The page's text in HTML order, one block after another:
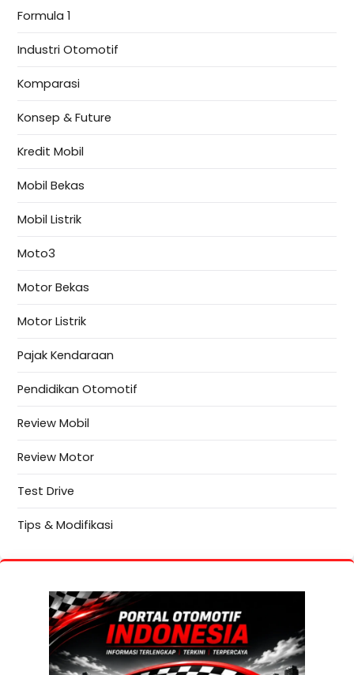
Formula 1
Industri Otomotif
Komparasi
Konsep & Future
Kredit Mobil
Mobil Bekas
Mobil Listrik
Moto3
Motor Bekas
Motor Listrik
Pajak Kendaraan
Pendidikan Otomotif
Review Mobil
Review Motor
Test Drive
Tips & Modifikasi